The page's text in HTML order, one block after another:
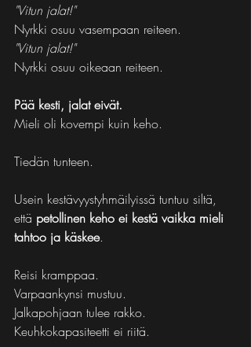
"Vitun jalat!"
Nyrkki osuu vasempaan reiteen.
"Vitun jalat!"
Nyrkki osuu oikeaan reiteen.
Pää kesti, jalat eivät.
Mieli oli kovempi kuin keho.
Tiedän tunteen.
Usein kestävyystyhmäilyissä tuntuu siltä,
että petollinen keho ei kestä vaikka mieli
tahtoo ja käskee.
Reisi kramppaa.
Varpaankynsi mustuu.
Jalkapohjaan tulee rakko.
Keuhkokapasiteetti ei riitä.